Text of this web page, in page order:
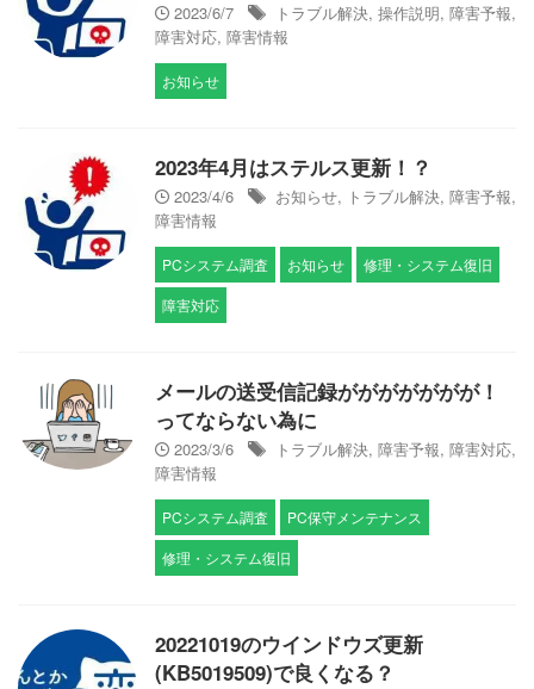
2023/6/7 トラブル解決, 操作説明, 障害予報,
障害対応, 障害情報
お知らせ
2023年4月はステルス更新！？
2023/4/6 お知らせ, トラブル解決, 障害予報,
障害情報
PCシステム調査 お知らせ
修理・システム復旧
障害対応
メールの送受信記録ががががががが！
ってならない為に
2023/3/6 トラブル解決, 障害予報, 障害対応,
障害情報
PCシステム調査
PC保守メンテナンス
修理・システム復旧
20221019のウインドウズ更新
(KB5019509)で良くなる？